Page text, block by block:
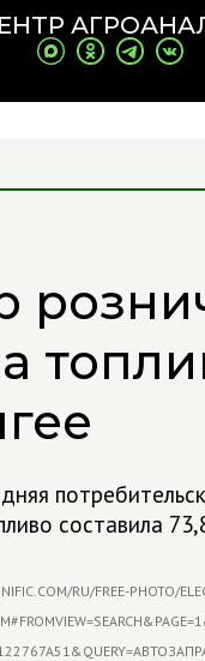
составила